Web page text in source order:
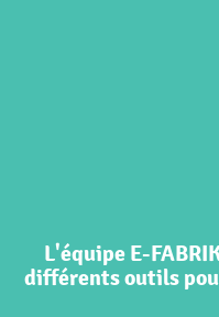
L'équipe E-
différents outils